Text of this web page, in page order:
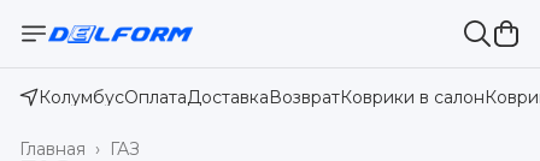
КолумбусОплатаДоставкаВозвратКоврики в салон
ГАЗ
Главная ›